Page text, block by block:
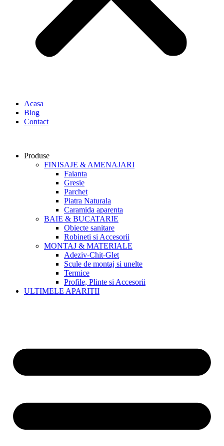
Acasa
Blog
Contact
Produse
FINISAJE & AMENAJARI
Faianta
Gresie
Parchet
Piatra Naturala
Caramida aparenta
BAIE & BUCATARIE
Obiecte sanitare
Robineti si Accesorii
MONTAJ & MATERIALE
Adeziv-Chit-Glet
Scule de montaj si unelte
Termice
Profile, Plinte si Accesorii
ULTIMELE APARITII